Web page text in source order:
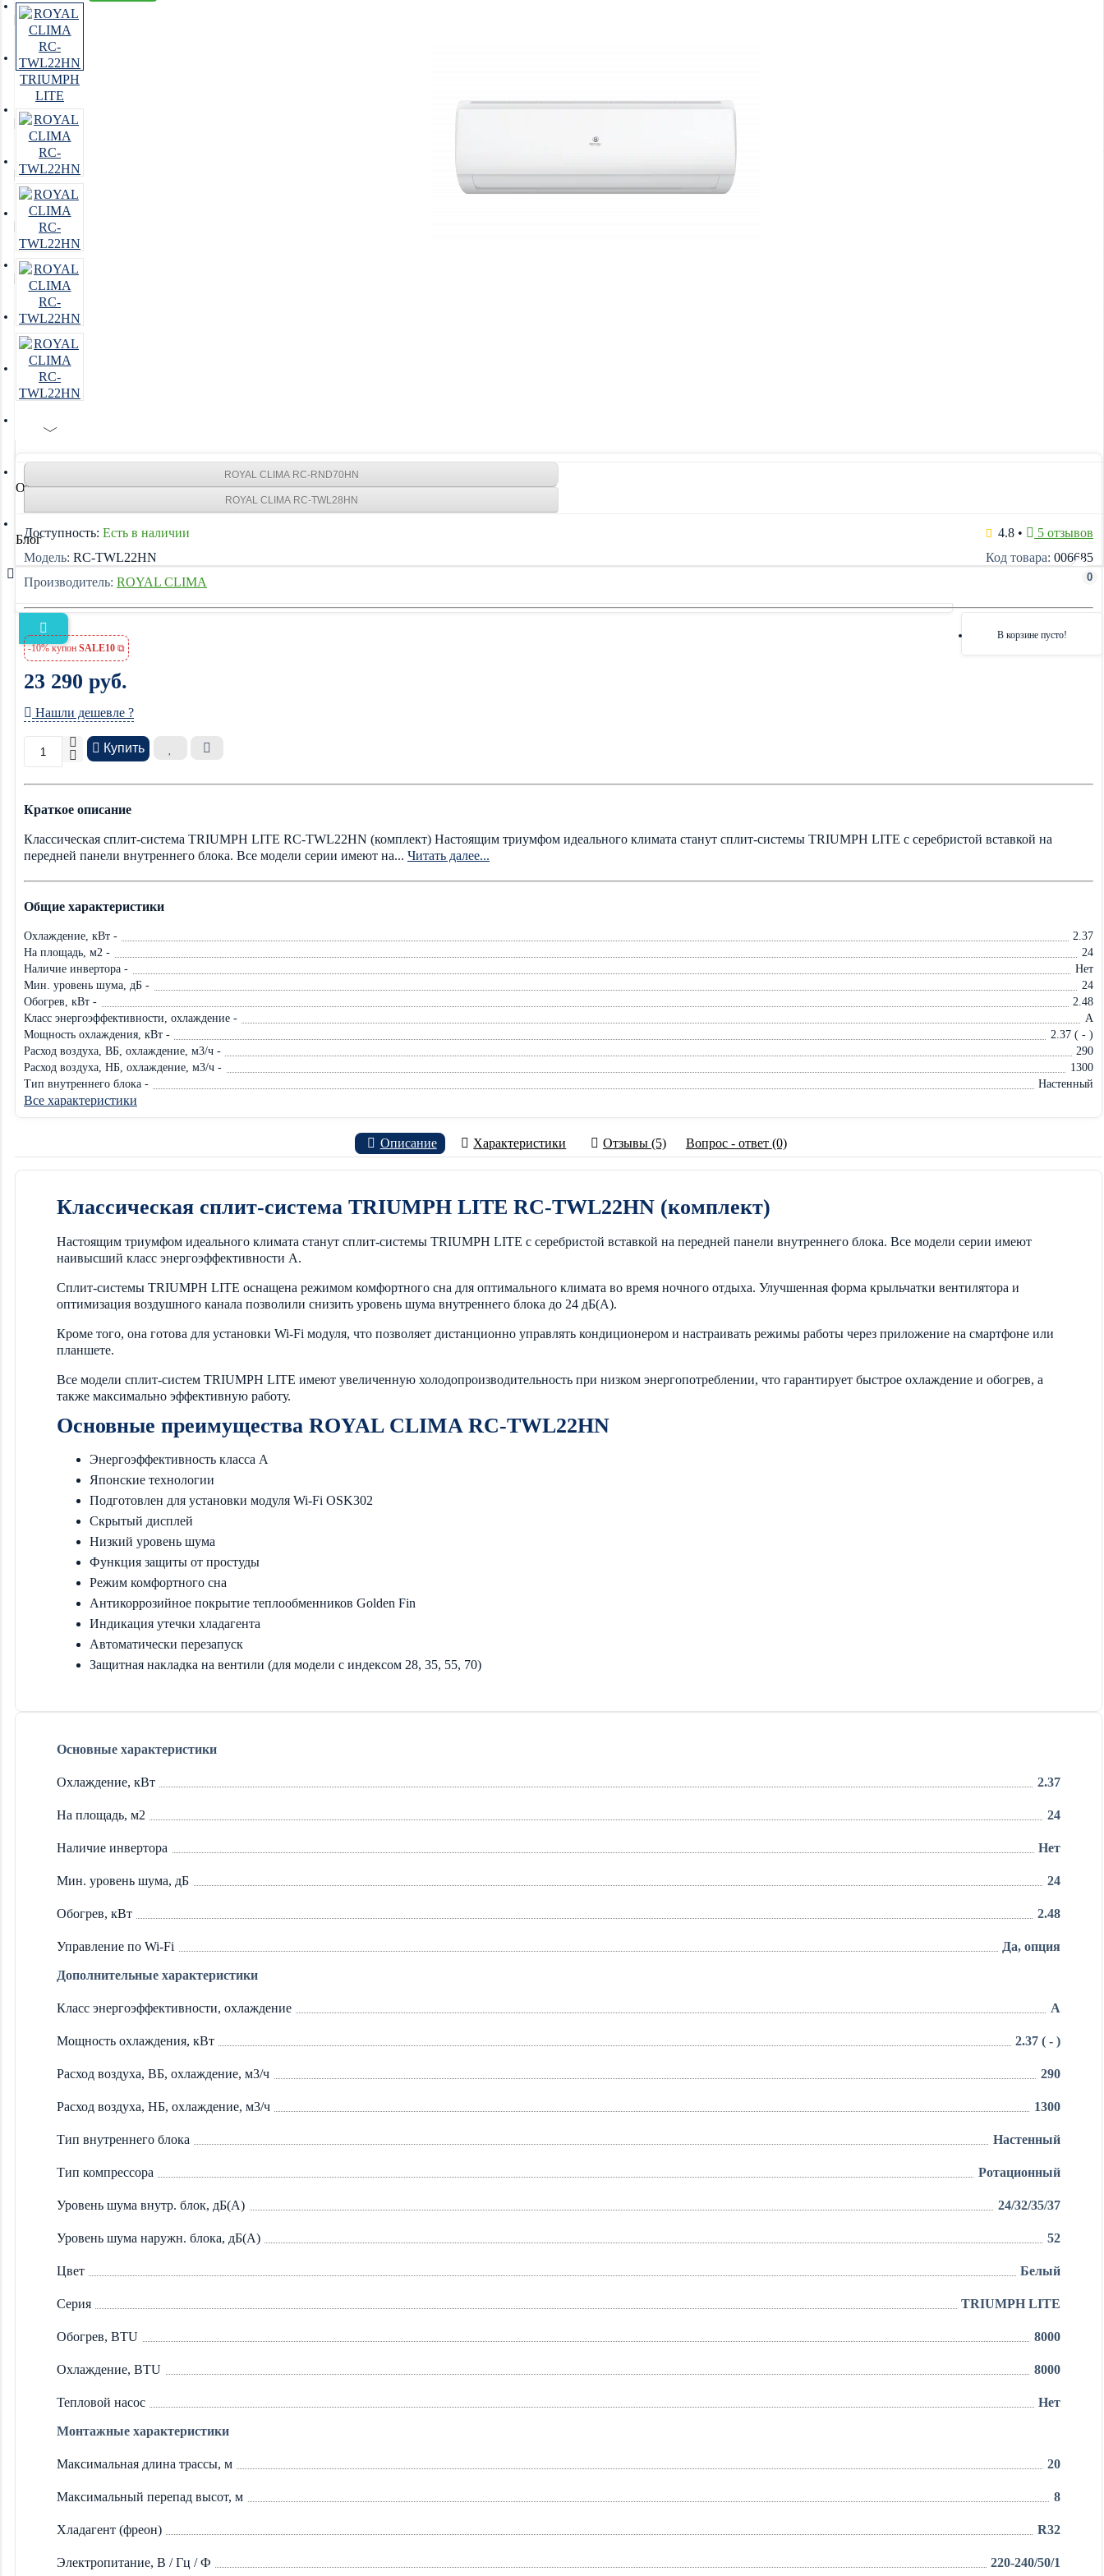
Увлажнители воздуха
Очистители воздуха
Осушители воздуха
Отопление
Вентиляция
Системы водоочистки
Новинки
Акции
Отзывы о магазине
Отзывы о товарах
Блог
0
В корзине пусто!
ROYAL CLIMA RC-RND70HN
ROYAL CLIMA RC-TWL28HN
Доступность: Есть в наличии 4.8 •
5 отзывов
Модель: RC-TWL22HN Код товара: 006685
Производитель: ROYAL CLIMA
-10% купон SALE10
23 290 руб.
Нашли дешевле ?
Купить
Краткое описание
Классическая сплит-система TRIUMPH LITE RC-TWL22HN (комплект) Настоящим триумфом идеального климата станут сплит-системы TRIUMPH LITE с серебристой вставкой на
передней панели внутреннего блока. Все модели серии имеют на... Читать далее...
Общие характеристики
Охлаждение, кВт -
2.37
На площадь, м2 -
24
Наличие инвертора -
Нет
Мин. уровень шума, дБ -
24
Обогрев, кВт -
2.48
Класс энергоэффективности, охлаждение -
A
Мощность охлаждения, кВт -
2.37 ( - )
Расход воздуха, ВБ, охлаждение, м3/ч -
290
Расход воздуха, НБ, охлаждение, м3/ч -
1300
Тип внутреннего блока -
Настенный
Все характеристики
Описание Характеристики Отзывы (5) Вопрос - ответ (0)
Классическая сплит-система TRIUMPH LITE RC-TWL22HN (комплект)
Настоящим триумфом идеального климата станут сплит-системы TRIUMPH LITE с серебристой вставкой на передней панели внутреннего блока. Все модели серии имеют
наивысший класс энергоэффективности А.
Сплит-системы TRIUMPH LITE оснащена режимом комфортного сна для оптимального климата во время ночного отдыха. Улучшенная форма крыльчатки вентилятора и
оптимизация воздушного канала позволили снизить уровень шума внутреннего блока до 24 дБ(А).
Кроме того, она готова для установки Wi-Fi модуля, что позволяет дистанционно управлять кондиционером и настраивать режимы работы через приложение на смартфоне или
планшете.
Все модели сплит-систем TRIUMPH LITE имеют увеличенную холодопроизводительность при низком энергопотреблении, что гарантирует быстрое охлаждение и обогрев, а
также максимально эффективную работу.
Основные преимущества ROYAL CLIMA RC-TWL22HN
Энергоэффективность класса А
Японские технологии
Подготовлен для установки модуля Wi-Fi OSK302
Скрытый дисплей
Низкий уровень шума
Функция защиты от простуды
Режим комфортного сна
Антикоррозийное покрытие теплообменников Golden Fin
Индикация утечки хладагента
Автоматически перезапуск
Защитная накладка на вентили (для модели с индексом 28, 35, 55, 70)
Основные характеристики
Охлаждение, кВт 2.37
На площадь, м2 24
Наличие инвертора Нет
Мин. уровень шума, дБ 24
Обогрев, кВт 2.48
Управление по Wi-Fi Да, опция
Дополнительные характеристики
Класс энергоэффективности, охлаждение A
Мощность охлаждения, кВт 2.37 ( - )
Расход воздуха, ВБ, охлаждение, м3/ч 290
Расход воздуха, НБ, охлаждение, м3/ч 1300
Тип внутреннего блока Настенный
Тип компрессора Ротационный
Уровень шума внутр. блок, дБ(А) 24/32/35/37
Уровень шума наружн. блока, дБ(А) 52
Цвет Белый
Серия TRIUMPH LITE
Обогрев, BTU 8000
Охлаждение, BTU 8000
Тепловой насос Нет
Монтажные характеристики
Максимальная длина трассы, м 20
Максимальный перепад высот, м 8
Хладагент (фреон) R32
Электропитание, В / Гц / Ф 220-240/50/1